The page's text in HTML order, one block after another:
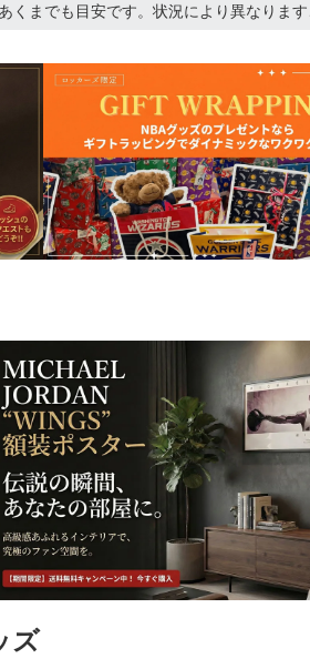
あくまでも目安です。状況により異なりま
ズ